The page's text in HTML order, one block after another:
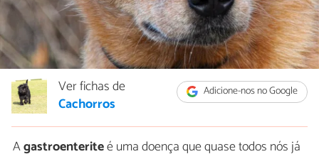
Adicione-nos no Google
Ver fichas de
Cachorros
Agastroenteriteé uma doença que quase todos nós já